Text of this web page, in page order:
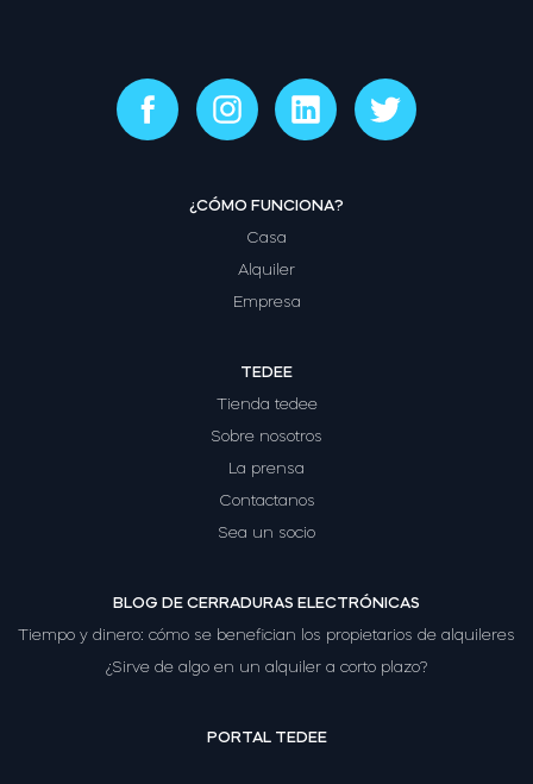
¿CÓMO FUNCIONA?
Casa
Alquiler
Empresa
TEDEE
Tienda tedee
Sobre nosotros
La prensa
Contactanos
Sea un socio
BLOG DE CERRADURAS ELECTRÓNICAS
Tiempo y dinero: cómo se benefician los propietarios de alquileres
¿Sirve de algo en un alquiler a corto plazo?
PORTAL TEDEE